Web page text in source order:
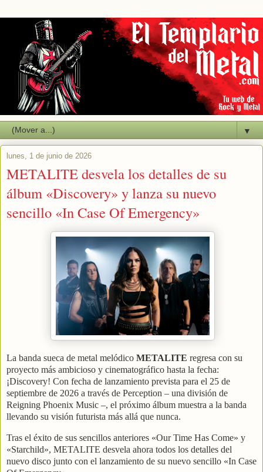
▼
lunes, 1 de junio de 2026
METALITE desvela los detalles de su
álbum «Discovery» y lanza su nuevo
sencillo «In Case Of Emergency»
La banda sueca de metal melódico METALITE regresa con su
proyecto más ambicioso y cinematográfico hasta la fecha:
¡Discovery! Con fecha de lanzamiento prevista para el 25 de
septiembre de 2026 a través de Perception – una división de
Reigning Phoenix Music –, el próximo álbum muestra a la banda
llevando su visión futurista más allá que nunca.
Tras el éxito de sus sencillos anteriores «Our Time Has Come» y
«Starchild», METALITE desvela ahora todos los detalles del
nuevo disco junto con el lanzamiento de su nuevo sencillo «In Case